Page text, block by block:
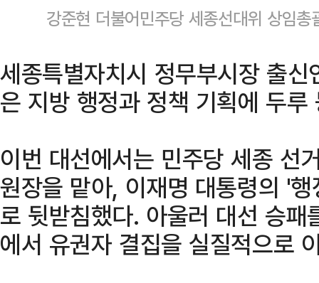
강준현 더불어민주당 세종선대위 상임
세종특별자치시 정무부시장 출
은 지방 행정과 정책 기획에 두루
이번 대선에서는 민주당 세종 선
원장을 맡아, 이재명 대통령의 '
로 뒷받침했다. 아울러 대선 승
에서 유권자 결집을 실질적으로